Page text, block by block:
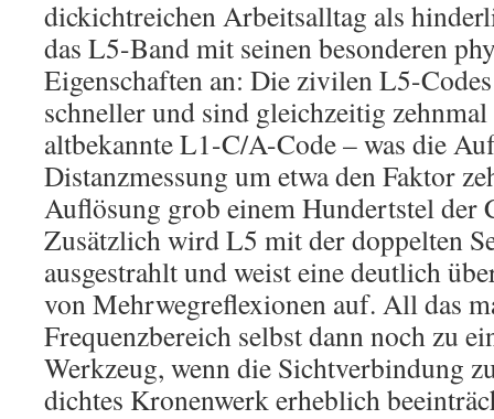
dickichtreichen Arbeitsalltag als
das L5-Band mit seinen besonderen
Eigenschaften an: Die zivilen L5-
schneller und sind gleichzeitig
altbekannte L1-C/A-Code – was die
Distanzmessung um etwa den Faktor
Auflösung grob einem Hundertstel der
Zusätzlich wird L5 mit der doppelten
ausgestrahlt und weist eine deutlich
von Mehrwegreflexionen auf. All das
Frequenzbereich selbst dann noch zu
Werkzeug, wenn die Sichtverbindung
dichtes Kronenwerk erheblich